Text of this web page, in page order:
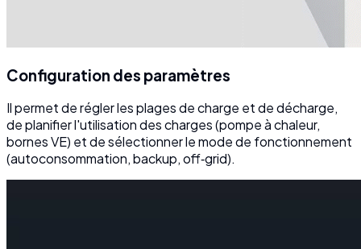
Configuration des paramètres
Il permet de régler les plages de charge et de décharge,
de planifier l'utilisation des charges (pompe à chaleur,
bornes VE) et de sélectionner le mode de fonctionnement
(autoconsommation, backup, off‑grid).